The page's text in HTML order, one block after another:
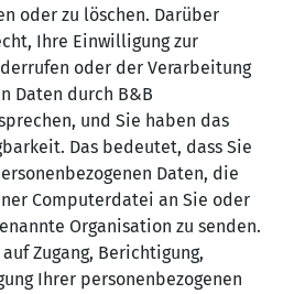
oder zu löschen. Darüber
Ihre Einwilligung zur
oder der Verarbeitung
Daten durch B&B
und Sie haben das
Das bedeutet, dass Sie
Daten, die
Computerdatei an Sie oder
Organisation zu senden.
Zugang, Berichtigung,
Ihrer personenbezogenen